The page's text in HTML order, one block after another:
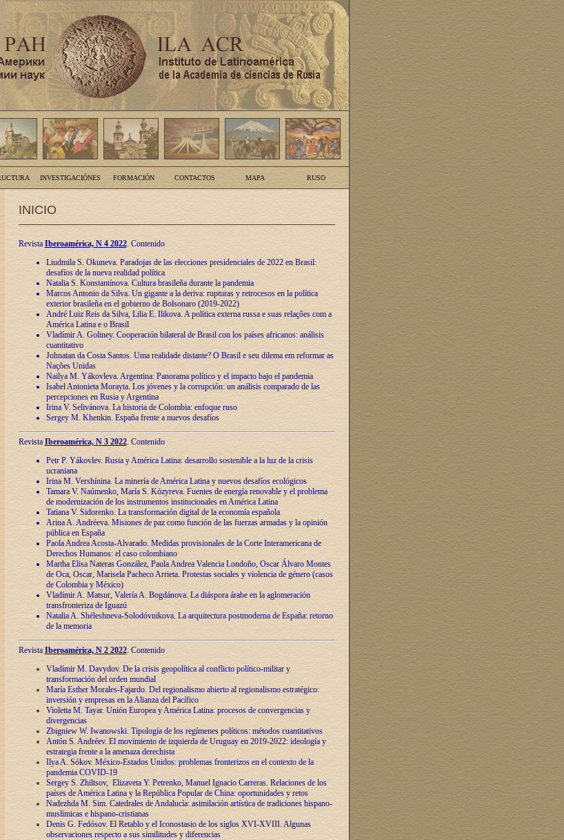
INVESTIGACIÓNES FORMACIÓN CONTACTOS MAPA RUSO
INICIO
Revista Iberoamérica, N 4 2022. Contenido
Liudmila S. Okuneva. Paradojas de las elecciones presidenciales de 2022 en Brasil:
desafíos de la nueva realidad política
Natalia S. Konstantínova. Cultura brasileña durante la pandemia
Marcos Antonio da Silva. Un gigante a la deriva: rupturas y retrocesos en la política
exterior brasileña en el gobierno de Bolsonaro (2019-2022)
André Luiz Reis da Silva, Lilia E. Ilikova. A política externa russa e suas relações com a
América Latina e o Brasil
Vladímir A. Goliney. Cooperación bilateral de Brasil con los países africanos: análisis
cuantitativo
Johnatan da Costa Santos. Uma realidade distante? O Brasil e seu dilema em reformar as
Nações Unidas
Nailya M. Yákovleva. Argentina: Panorama político y el impacto bajo el pandemia
Isabel Antonieta Morayta. Los jóvenes y la corrupción: un análisis comparado de las
percepciones en Rusia y Argentina
Irina V. Selivánova. La historia de Colombia: enfoque ruso
Sergey M. Khenkin. España frente a nuevos desafíos
Revista Iberoamérica, N 3 2022. Contenido
Petr P. Yákovlev. Rusia y América Latina: desarrollo sostenible a la luz de la crisis
ucraniana
Irina M. Vershínina. La minería de América Latina y nuevos desafíos ecológicos
Tamara V. Naúmenko, María S. Kózyreva. Fuentes de energía renovable y el problema
de modernización de los instrumentos institucionales en América Latina
Tatiana V. Sidorenko. La transformación digital de la economía española
Arina A. Andréeva. Misiones de paz como función de las fuerzas armadas y la opinión
pública en España
Paola Andrea Acosta-Alvarado. Medidas provisionales de la Corte Interamericana de
Derechos Humanos: el caso colombiano
Martha Elisa Nateras González, Paula Andrea Valencia Londoño, Oscar Álvaro Montes
de Oca, Oscar, Marisela Pacheco Arrieta. Protestas sociales y violencia de género (casos
de Colombia y México)
Vladímir A. Matsur, Valería A. Bogdánova. La diáspora árabe en la aglomeración
transfronteriza de Iguazú
Natalia A. Shéleshneva-Solodóvnikova. La arquitectura postmoderna de España: retorno
de la memoria
Revista Iberoamérica, N 2 2022. Contenido
Vladímir M. Davydov. De la crisis geopolítica al conflicto político-militar y
transformación del orden mundial
María Esther Morales-Fajardo. Del regionalismo abierto al regionalismo estratégico:
inversión y empresas en la Alianza del Pacífico
Violetta M. Tayar. Unión Europea y América Latina: procesos de convergencias y
divergencias
Zbigniew W. Iwanowski. Tipología de los regímenes políticos: métodos cuantitativos
Antón S. Andréev. El movimiento de izquierda de Uruguay en 2019-2022: ideología y
estrategia frente a la amenaza derechista
Ilya A. Sókov. México-Estados Unidos: problemas fronterizos en el contexto de la
pandemia COVID-19
Sergey S. Zhiltsov, Elizaveta Y. Petrenko, Manuel Ignacio Carreras. Relaciones de los
países de América Latina y la República Popular de China: oportunidades y retos
Nadezhda M. Sim. Catedrales de Andalucía: asimilación artística de tradiciones hispano-
muslímicas e hispano-cristianas
Denis G. Fedósov. El Retablo y el Iconostasio de los siglos XVI-XVIII. Algunas
observaciones respecto a sus similitudes y diferencias